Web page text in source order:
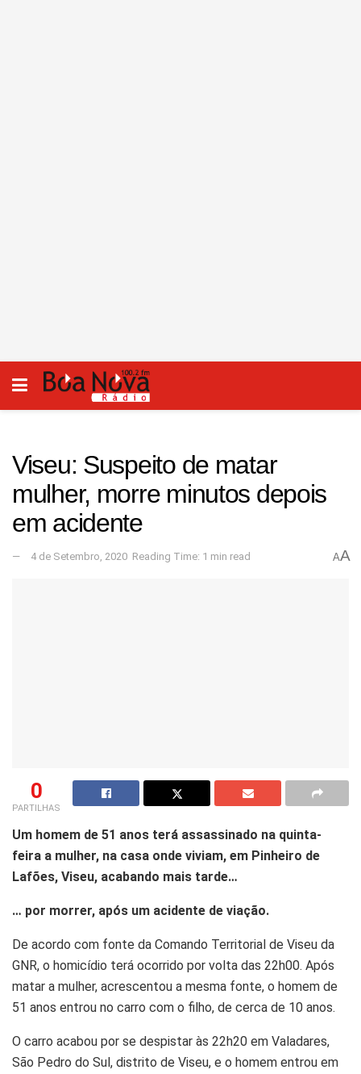
Viseu: Suspeito de matar
mulher, morre minutos depois
em acidente
4 de Setembro, 2020 Reading Time: 1 min read AA
0
PARTILHAS
Um homem de 51 anos terá assassinado na quinta-
feira a mulher, na casa onde viviam, em Pinheiro de
Lafões, Viseu, acabando mais tarde…
… por morrer, após um acidente de viação.
De acordo com fonte da Comando Territorial de Viseu da
GNR, o homicídio terá ocorrido por volta das 22h00. Após
matar a mulher, acrescentou a mesma fonte, o homem de
51 anos entrou no carro com o filho, de cerca de 10 anos.
O carro acabou por se despistar às 22h20 em Valadares,
São Pedro do Sul, distrito de Viseu, e o homem entrou em